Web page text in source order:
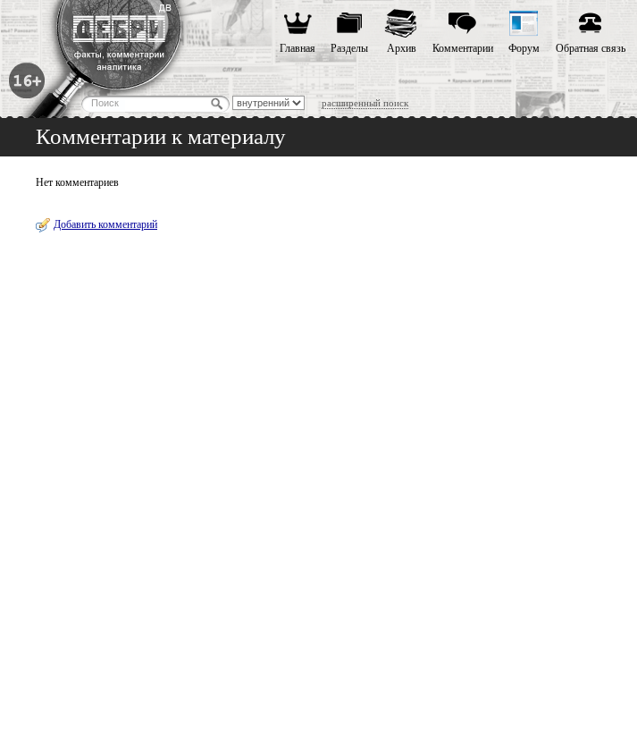
расширенный поиск
Главная Разделы Архив Комментарии Форум Обратная связь
Комментарии к материалу
Нет комментариев
Добавить комментарий